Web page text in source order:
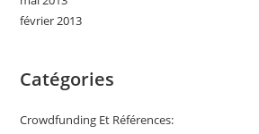
février 2013
Catégories
Crowdfunding Et Références: